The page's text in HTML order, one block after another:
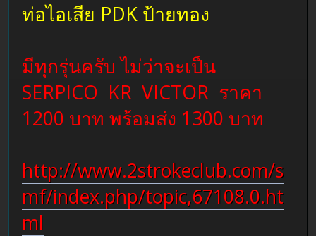
ท่อไอเสีย PDK ป้ายทอง
มีทุกรุ่นครับ ไม่ว่าจะเป็น
SERPICO KR VICTOR ราคา
1200 บาท พร้อมส่ง 1300 บาท
http://www.2strokeclub.com/s
mf/index.php/topic,67108.0.ht
ml